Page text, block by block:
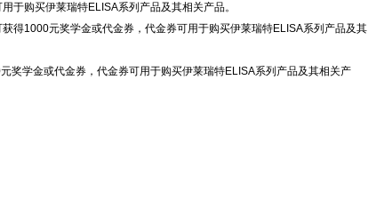
于购买伊莱瑞特ELISA系列产品及其相关产品。
得1000元奖学金或代金券，代金券可用于购买伊莱瑞特ELISA系列产品及其
奖学金或代金券，代金券可用于购买伊莱瑞特ELISA系列产品及其相关产